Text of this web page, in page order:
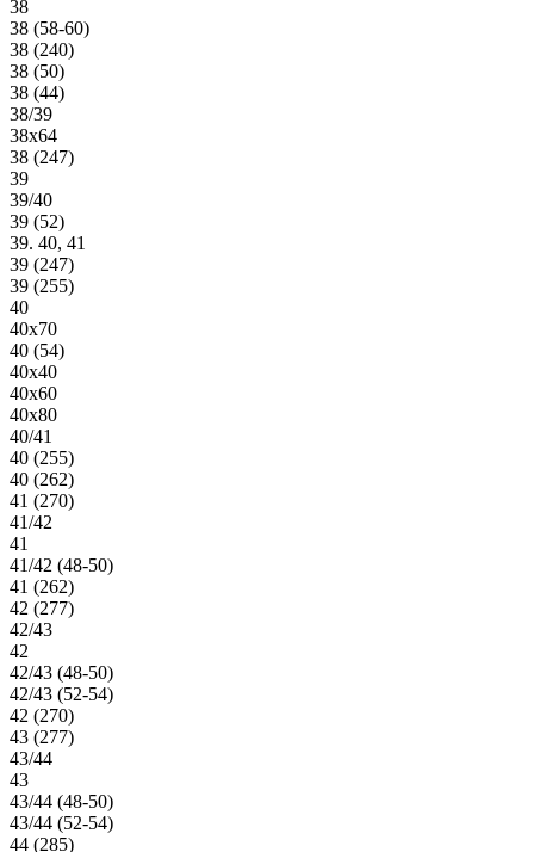
38
38 (58-60)
38 (240)
38 (50)
38 (44)
38/39
38х64
38 (247)
39
39/40
39 (52)
39. 40, 41
39 (247)
39 (255)
40
40х70
40 (54)
40х40
40х60
40х80
40/41
40 (255)
40 (262)
41 (270)
41/42
41
41/42 (48-50)
41 (262)
42 (277)
42/43
42
42/43 (48-50)
42/43 (52-54)
42 (270)
43 (277)
43/44
43
43/44 (48-50)
43/44 (52-54)
44 (285)